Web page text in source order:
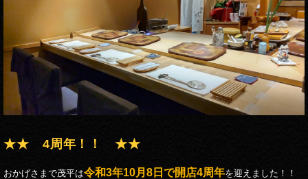
★★ 4周年！！ ★★
おかげさまで茂平は令和3年10月8日で開店4周年を迎えました！！